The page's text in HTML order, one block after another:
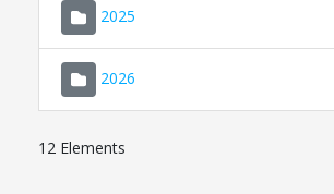
2025
2026
12 Elements